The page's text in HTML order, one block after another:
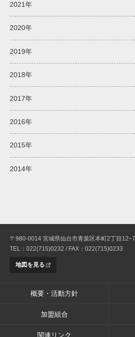
2021年
2020年
2019年
2018年
2017年
2016年
2015年
2014年
〒980-0014 宮城県仙台市青葉区本町2丁目
TEL：022(715)0232 / FAX：022(715)0233
地図を見る
概要・活動方針
加盟組合
関連リンク